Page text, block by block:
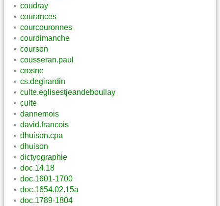
coudray
courances
courcouronnes
courdimanche
courson
cousseran.paul
crosne
cs.degirardin
culte.eglisestjeandeboullay
culte
dannemois
david.francois
dhuison.cpa
dhuison
dictyographie
doc.14.18
doc.1601-1700
doc.1654.02.15a
doc.1789-1804